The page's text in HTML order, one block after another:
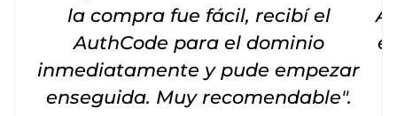
la compra fue fácil, recibí el
AuthCode para el dominio
inmediatamente y pude empezar
enseguida. Muy recomendable".